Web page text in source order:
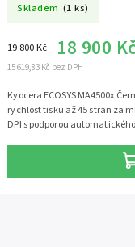
Skladem (1 ks)
15 619,83 Kč bez DPH
19 800 Kč 18 900
Kyocera ECOSYS MA4500x
rychlost tisku až 45 stran za
DPI s podporou
připojit pomocí USB nebo
snadné díky LCD displeji. Pro
host port. Tiskárna